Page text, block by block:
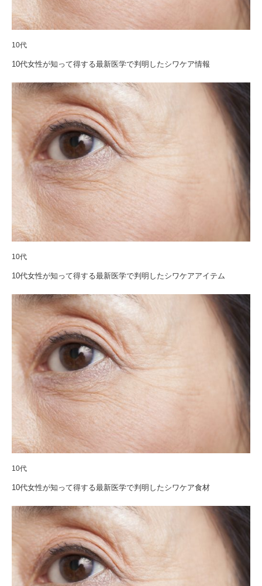
10代
10代女性が知って得する最新医学で判明したシワケア情報
10代
10代女性が知って得する最新医学で判明したシワケアアイテム
10代
10代女性が知って得する最新医学で判明したシワケア食材